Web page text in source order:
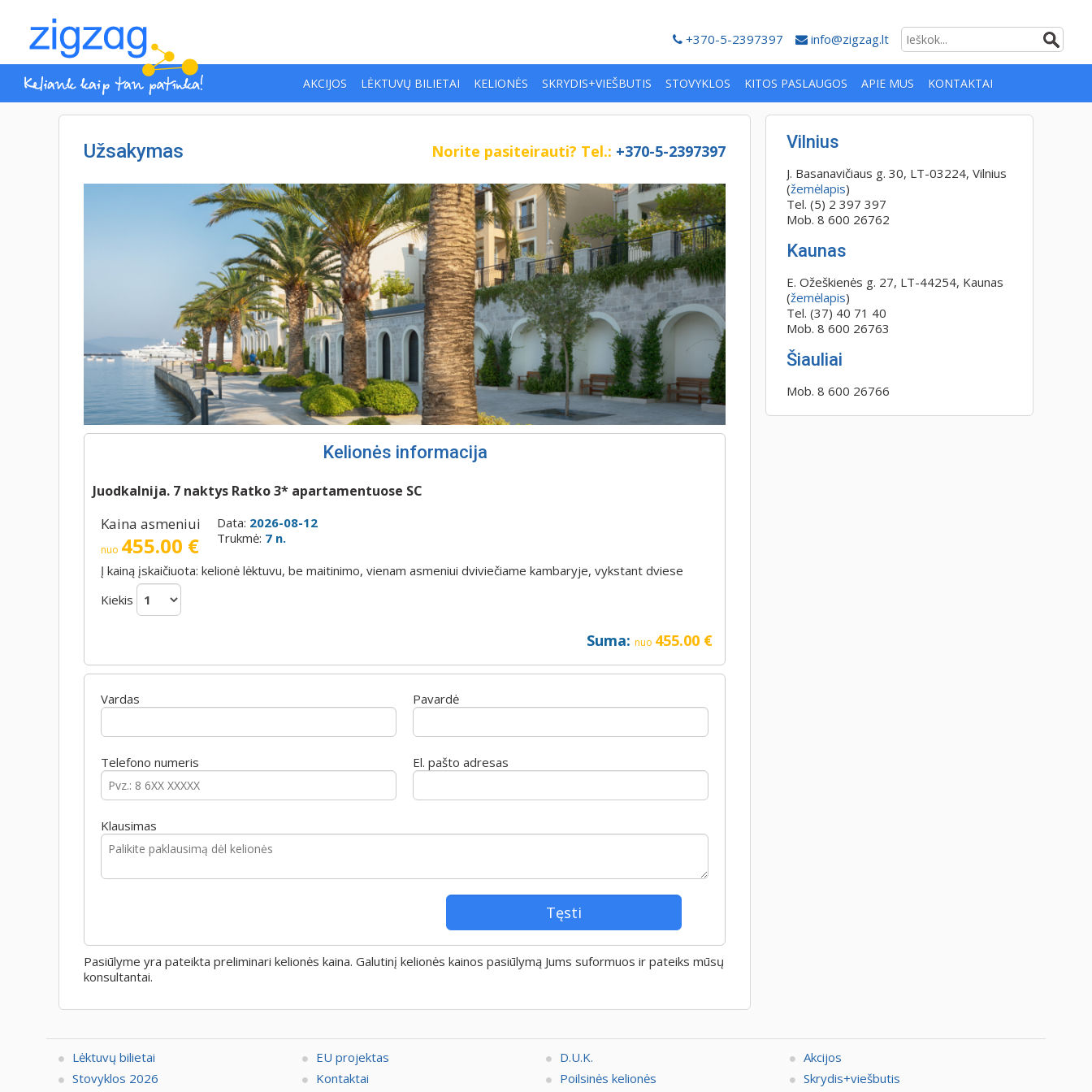
+370-5-2397397 info@zigzag.lt
AKCIJOS LĖKTUVŲ BILIETAI KELIONĖS SKRYDIS+VIEŠBUTIS STOVYKLOS KITOS PASLAUGOS APIE MUS KONTAKTAI
Užsakymas Norite pasiteirauti? Tel.: +370-5-2397397
Kelionės informacija
Juodkalnija. 7 naktys Ratko 3* apartamentuose SC
Kaina asmeniui
nuo 455.00 €
Data: 2026-08-12
Trukmė: 7 n.
Į kainą įskaičiuota: kelionė lėktuvu, be maitinimo, vienam asmeniui dviviečiame kambaryje, vykstant dviese
Kiekis
Suma: nuo 455.00 €
Vardas Pavardė
Telefono numeris El. pašto adresas
Klausimas
Pasiūlyme yra pateikta preliminari kelionės kaina. Galutinį kelionės kainos pasiūlymą Jums suformuos ir pateiks mūsų
konsultantai.
Vilnius
J. Basanavičiaus g. 30, LT-03224, Vilnius
(žemėlapis)
Tel. (5) 2 397 397
Mob. 8 600 26762
Kaunas
E. Ožeškienės g. 27, LT-44254, Kaunas
(žemėlapis)
Tel. (37) 40 71 40
Mob. 8 600 26763
Šiauliai
Mob. 8 600 26766
Lėktuvų bilietai EU projektas D.U.K.
Akcijos
Stovyklos 2026
Kontaktai Poilsinės kelionės
Skrydis+viešbutis